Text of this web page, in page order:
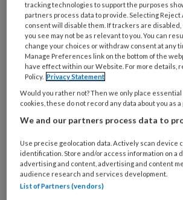
en cliënt noodzakelijk is om
kunnen verlenen, is het van groot
zorgvuldig om te gaan met
De AVG vervangt sinds 25 mei
Bescherming Persoonsgegevens
Andere sectorspecifieke wetten
gezondheidszorg en het sociaal
Wet Geneeskundige
Behandelingsovereenkomst, de
Bijzondere Opnemingen
Ziekenhuizen, de
tracking technologies to support the purposes
partners process data to provide. Selecting
consent will disable them. If trackers are disabled,
you see may not be as relevant to you. You can
change your choices or withdraw consent at any
Manage Preferences link on the bottom of the
have effect within our Website. For more details,
Policy. Privacy Statement
Would you rather not? Then we only place
cookies, these do not record any data about you as a
We and our partners process data to
Use precise geolocation data. Actively scan device
identification. Store and/or access information on a
advertising and content, advertising and content
audience research and services development.
List of Partners (vendors)